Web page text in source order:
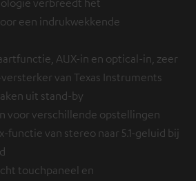
verbreedt het
een indrukwekkende
AUX-in en optical-in, zeer
van Texas Instruments
uit stand-by
voor verschillende opstellingen
functie van stereo naar 5.1-geluid bij
touchpaneel en